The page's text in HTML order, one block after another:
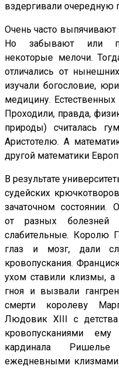
вздергивали очередную
Очень часто выпячивают
Но забывают или
некоторые мелочи.
отличались от
изучали богословие,
медицину.
Проходили, правда,
природы) считалась
Аристотелю. А
другой математики
В результате
судейских
зачаточном состоянии.
от разных болезней
слабительные. Королю
глаз и мозг, дали
кровопускания.
ухом ставили клизмы,
гноя и вызвали
смерти королеву
Людовик XIII с
кровопусканиями
кардинала
ежедневными